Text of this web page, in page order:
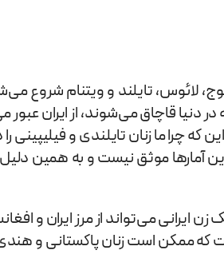
لائوس، تایلند و ویتنام شروع
در دنیا قاچاق می‌شوند، از ایران عبور
می‌گذرند. این که چرا ما زنان تایلندی و فیلیپینی
آمارها موثق نیست و به همین
می‌تواند از مرز ایران و
که ممکن است زنان پاکستانی و